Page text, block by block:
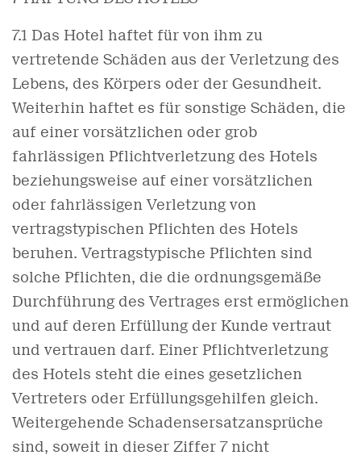
7.1 Das Hotel haftet für von ihm zu
vertretende Schäden aus der Verletzung des
Lebens, des Körpers oder der Gesundheit.
Weiterhin haftet es für sonstige Schäden, die
auf einer vorsätzlichen oder grob
fahrlässigen Pflichtverletzung des Hotels
beziehungsweise auf einer vorsätzlichen
oder fahrlässigen Verletzung von
vertragstypischen Pflichten des Hotels
beruhen. Vertragstypische Pflichten sind
solche Pflichten, die die ordnungsgemäße
Durchführung des Vertrages erst ermöglichen
und auf deren Erfüllung der Kunde vertraut
und vertrauen darf. Einer Pflichtverletzung
des Hotels steht die eines gesetzlichen
Vertreters oder Erfüllungsgehilfen gleich.
Weitergehende Schadensersatzansprüche
sind, soweit in dieser Ziffer 7 nicht